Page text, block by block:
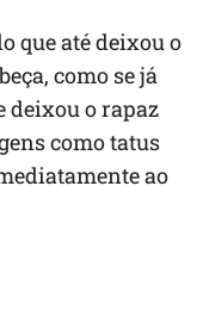
que até deixou o
como se já
deixou o rapaz
como tatus
ao